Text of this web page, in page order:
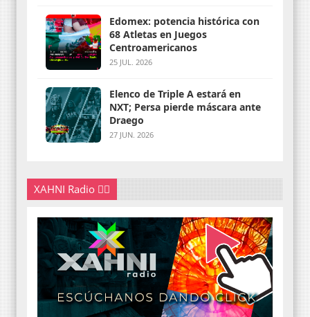
Edomex: potencia histórica con
68 Atletas en Juegos
Centroamericanos
25 JUL. 2026
Elenco de Triple A estará en
NXT; Persa pierde máscara ante
Draego
27 JUN. 2026
XAHNI Radio 👇🏽